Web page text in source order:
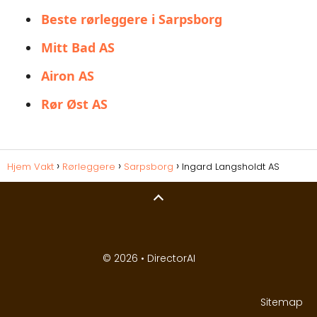
Beste rørleggere i Sarpsborg
Mitt Bad AS
Airon AS
Rør Øst AS
Hjem Vakt Rørleggere Sarpsborg Ingard Langsholdt AS
© 2026 • DirectorAI
Sitemap